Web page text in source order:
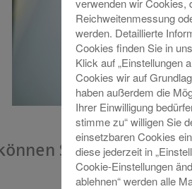
Sie sich in der
Reichweitenmessung
werden. Detaillierte
Cookies finden Sie in
Klick auf „Einstellungen
Cookies wir auf
haben außerdem die
Ihrer Einwilligung
stimme zu“ willigen Sie
einsetzbaren Cookies
diese jederzeit in
Cookie-Einstellungen
ablehnen“ werden alle